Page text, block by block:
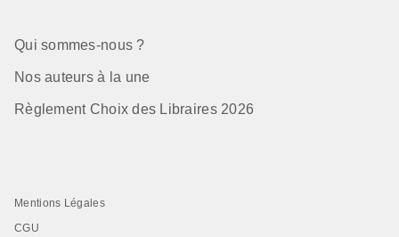
Qui sommes-nous ?
Nos auteurs à la une
Règlement Choix des Libraires 2026
Mentions Légales
CGU